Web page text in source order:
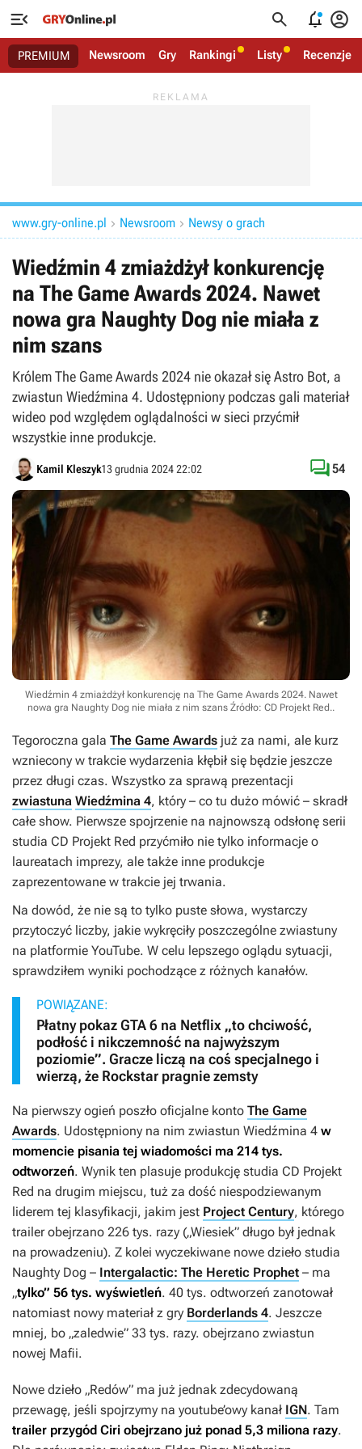
   
PREMIUM Newsroom Gry Rankingi Listy Recenzje
www.gry-online.pl  Newsroom  Newsy o grach
Wiedźmin 4 zmiażdżył konkurencję
na The Game Awards 2024. Nawet
nowa gra Naughty Dog nie miała z
nim szans
Królem The Game Awards 2024 nie okazał się Astro Bot, a
zwiastun Wiedźmina 4. Udostępniony podczas gali materiał
wideo pod względem oglądalności w sieci przyćmił
wszystkie inne produkcje.
Kamil Kleszyk13 grudnia 2024 22:02 54
Wiedźmin 4 zmiażdżył konkurencję na The Game Awards 2024. Nawet
nowa gra Naughty Dog nie miała z nim szans Źródło: CD Projekt Red..
Tegoroczna gala The Game Awards już za nami, ale kurz
wzniecony w trakcie wydarzenia kłębił się będzie jeszcze
przez długi czas. Wszystko za sprawą prezentacji
zwiastuna Wiedźmina 4, który – co tu dużo mówić – skradł
całe show. Pierwsze spojrzenie na najnowszą odsłonę serii
studia CD Projekt Red przyćmiło nie tylko informacje o
laureatach imprezy, ale także inne produkcje
zaprezentowane w trakcie jej trwania.
Na dowód, że nie są to tylko puste słowa, wystarczy
przytoczyć liczby, jakie wykręciły poszczególne zwiastuny
na platformie YouTube. W celu lepszego oglądu sytuacji,
sprawdziłem wyniki pochodzące z różnych kanałów.
POWIĄZANE:
Płatny pokaz GTA 6 na Netflix „to chciwość,
podłość i nikczemność na najwyższym
poziomie”. Gracze liczą na coś specjalnego i
wierzą, że Rockstar pragnie zemsty
Na pierwszy ogień poszło oficjalne konto The Game
Awards. Udostępniony na nim zwiastun Wiedźmina 4 w
momencie pisania tej wiadomości ma 214 tys.
odtworzeń. Wynik ten plasuje produkcję studia CD Projekt
Red na drugim miejscu, tuż za dość niespodziewanym
liderem tej klasyfikacji, jakim jest Project Century, którego
trailer obejrzano 226 tys. razy („Wiesiek” długo był jednak
na prowadzeniu). Z kolei wyczekiwane nowe dzieło studia
Naughty Dog – Intergalactic: The Heretic Prophet – ma
„tylko” 56 tys. wyświetleń. 40 tys. odtworzeń zanotował
natomiast nowy materiał z gry Borderlands 4. Jeszcze
mniej, bo „zaledwie” 33 tys. razy. obejrzano zwiastun
nowej Mafii.
Nowe dzieło „Redów” ma już jednak zdecydowaną
przewagę, jeśli spojrzymy na youtube’owy kanał IGN. Tam
trailer przygód Ciri obejrzano już ponad 5,3 miliona razy.